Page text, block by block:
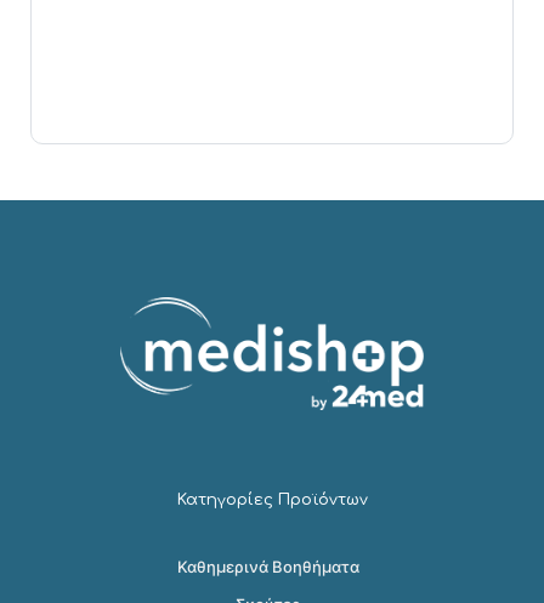
Κατηγορίες Προϊόντων
Καθημερινά Βοηθήματα